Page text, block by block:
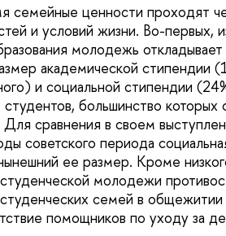
семейные ценности проходят
и условий жизни. Во-первых,
молодежь
академической стипендии
и социальной стипендии
большинство
сравнения в своем
советского периода
ее размер. Кроме
молодежи
семей в общежитии
помощников по уходу за